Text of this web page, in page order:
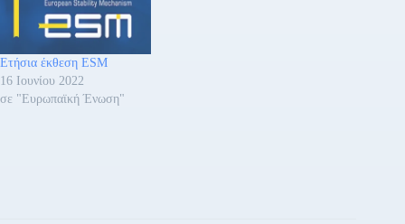
Ετήσια έκθεση ESM
16 Ιουνίου 2022
σε "Ευρωπαϊκή Ένωση"